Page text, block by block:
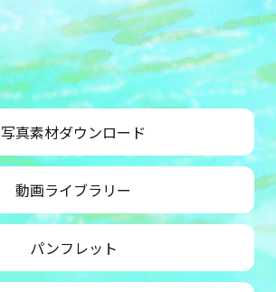
写真素材ダウンロード
動画ライブラリー
パンフレット